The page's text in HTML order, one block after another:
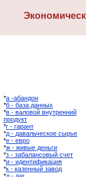
*а -абандон
*б - база данных
*в - валовой внутренний
продукт
*г - гарант
*д - давальческое сырье
*е - евро
*ж - живые деньги
*з - забалансовый счет
*и - идентификация
*к - казенный завод